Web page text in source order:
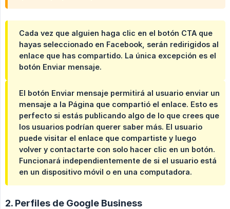
Cada vez que alguien haga clic en el botón CTA que
hayas seleccionado en Facebook, serán redirigidos al
enlace que has compartido. La única excepción es el
botón Enviar mensaje.
El botón Enviar mensaje permitirá al usuario enviar un
mensaje a la Página que compartió el enlace. Esto es
perfecto si estás publicando algo de lo que crees que
los usuarios podrían querer saber más. El usuario
puede visitar el enlace que compartiste y luego
volver y contactarte con solo hacer clic en un botón.
Funcionará independientemente de si el usuario está
en un dispositivo móvil o en una computadora.
2. Perfiles de Google Business